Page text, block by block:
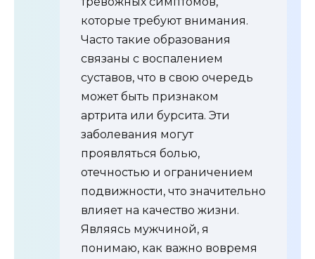
которые требуют внимания.
Часто такие образования
связаны с воспалением
суставов, что в свою очередь
может быть признаком
артрита или бурсита. Эти
заболевания могут
проявляться болью,
отечностью и ограничением
подвижности, что значительно
влияет на качество жизни.
Являясь мужчиной, я
понимаю, как важно вовремя